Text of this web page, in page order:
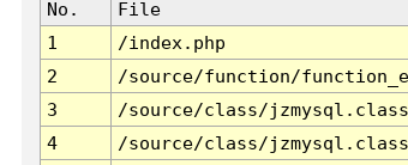
No. File
1
/index.php
2
/source/function/
3
/source/class/
4
/source/class/